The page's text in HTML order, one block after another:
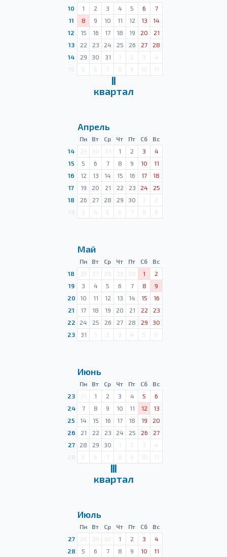
10
1 2 3 4 5 6
7
11
8 9 10 11 12 13
14
12
15 16 17 18 19 20
21
13
22 23 24 25 26 27
28
14
29 30 31 1 2 3
4
5 6 7 8 9 10 11
Ⅱ
квартал
Апрель
Пн Вт Ср Чт Пт Сб
Вс
14
29 30 31 1 2 3
4
15
5 6 7 8 9 10
11
16
12 13 14 15 16 17
18
17
19 20 21 22 23 24
25
18
26 27 28 29 30 1
2
3 4 5 6 7 8 9
Май
Пн Вт Ср Чт Пт Сб
Вс
18
26 27 28 29 30 1
2
19
3 4 5 6 7 8
9
20
10 11 12 13 14 15
16
21
17 18 19 20 21 22
23
22
24 25 26 27 28 29
30
23
31 1 2 3 4 5 6
Июнь
Пн Вт Ср Чт Пт Сб
Вс
23
31 1 2 3 4 5
6
24
7 8 9 10 11 12
13
25
14 15 16 17 18 19
20
26
21 22 23 24 25 26
27
27
28 29 30 1 2 3
4
5 6 7 8 9 10 11
Ⅲ
квартал
Июль
Пн Вт Ср Чт Пт Сб
Вс
27
28 29 30 1 2 3
4
28
5 6 7 8 9 10
11